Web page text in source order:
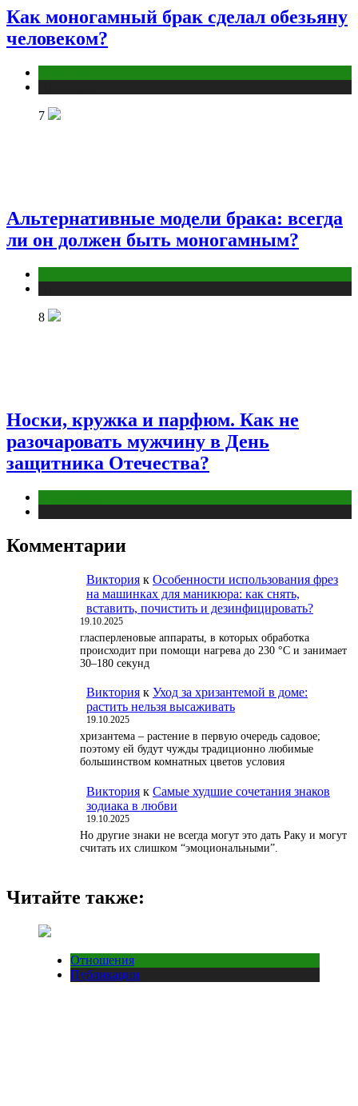
Как моногамный брак сделал обезьяну
человеком?
7
Альтернативные модели брака: всегда
ли он должен быть моногамным?
8
Носки, кружка и парфюм. Как не
разочаровать мужчину в День
защитника Отечества?
Комментарии
Виктория к Особенности использования фрез
на машинках для маникюра: как снять,
вставить, почистить и дезинфицировать?
19.10.2025
гласперленовые аппараты, в которых обработка
происходит при помощи нагрева до 230 °С и занимает
30–180 секунд
Виктория к Уход за хризантемой в доме:
растить нельзя высаживать
19.10.2025
хризантема – растение в первую очередь садовое;
поэтому ей будут чужды традиционно любимые
большинством комнатных цветов условия
Виктория к Самые худшие сочетания знаков
зодиака в любви
19.10.2025
Но другие знаки не всегда могут это дать Раку и могут
считать их слишком “эмоциональными”.
Читайте также:
Отношения
Публикации